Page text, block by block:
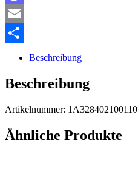
Mastodon
Email
Beschreibung
Beschreibung
Artikelnummer: 1A328402100110
Ähnliche Produkte